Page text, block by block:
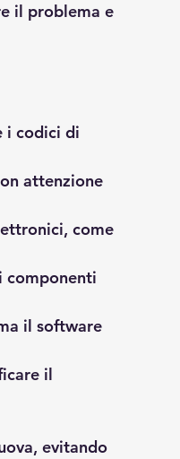
il problema e
i codici di
attenzione
come
componenti
il software
il
evitando